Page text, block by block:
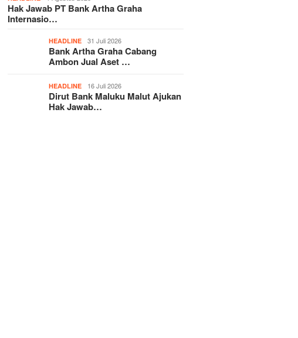
Hak Jawab PT Bank Artha Graha
Internasio…
HEADLINE 31 Juli 2026
Bank Artha Graha Cabang
Ambon Jual Aset …
HEADLINE 16 Juli 2026
Dirut Bank Maluku Malut Ajukan
Hak Jawab…